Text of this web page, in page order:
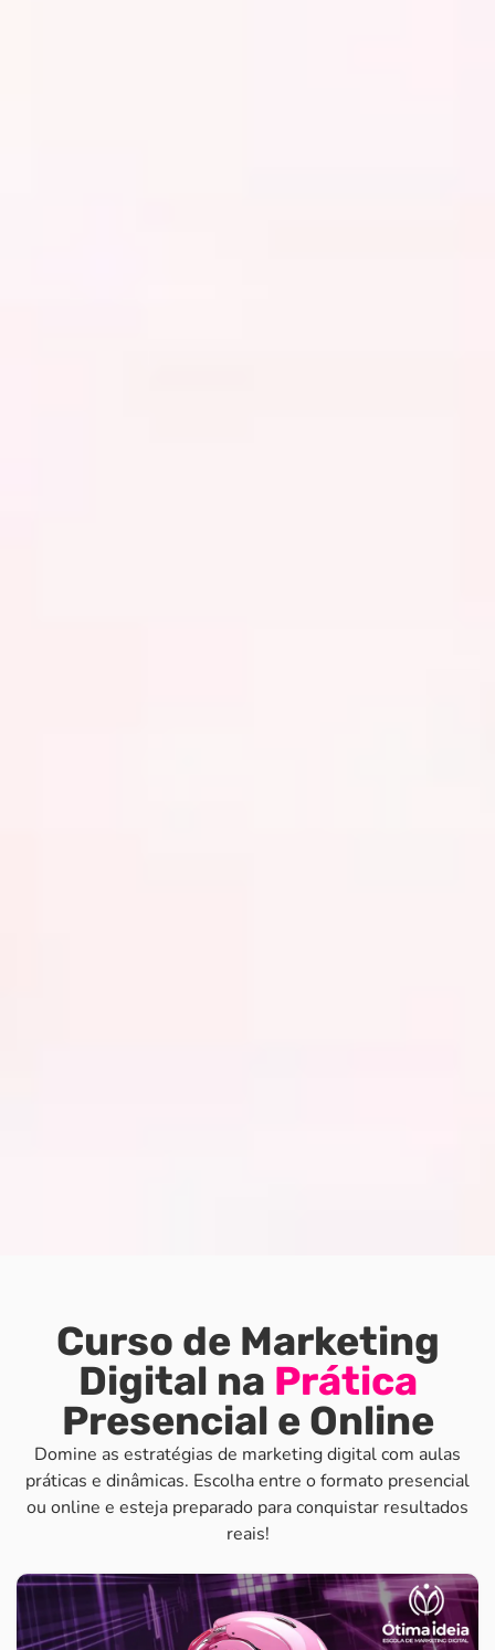
Curso de Marketing
Digital na Prática
Presencial e Online
Domine as estratégias de marketing digital com aulas
práticas e dinâmicas. Escolha entre o formato presencial
ou online e esteja preparado para conquistar resultados
reais!